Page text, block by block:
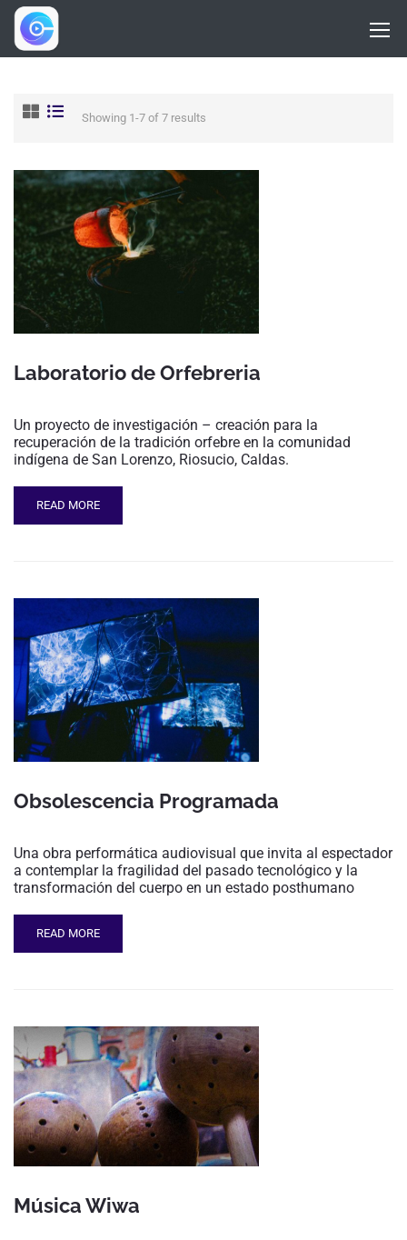
Showing 1-7 of 7 results
Laboratorio de Orfebreria
Un proyecto de investigación – creación para la
recuperación de la tradición orfebre en la comunidad
indígena de San Lorenzo, Riosucio, Caldas.
READ MORE
Obsolescencia Programada
Una obra performática audiovisual que invita al espectador
a contemplar la fragilidad del pasado tecnológico y la
transformación del cuerpo en un estado posthumano
READ MORE
Música Wiwa